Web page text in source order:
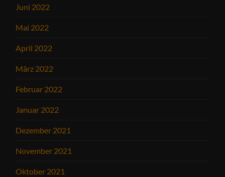
Juni 2022
Mai 2022
April 2022
März 2022
Februar 2022
Januar 2022
Dezember 2021
November 2021
Oktober 2021